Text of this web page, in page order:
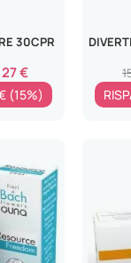
30CPR
€
(15%)